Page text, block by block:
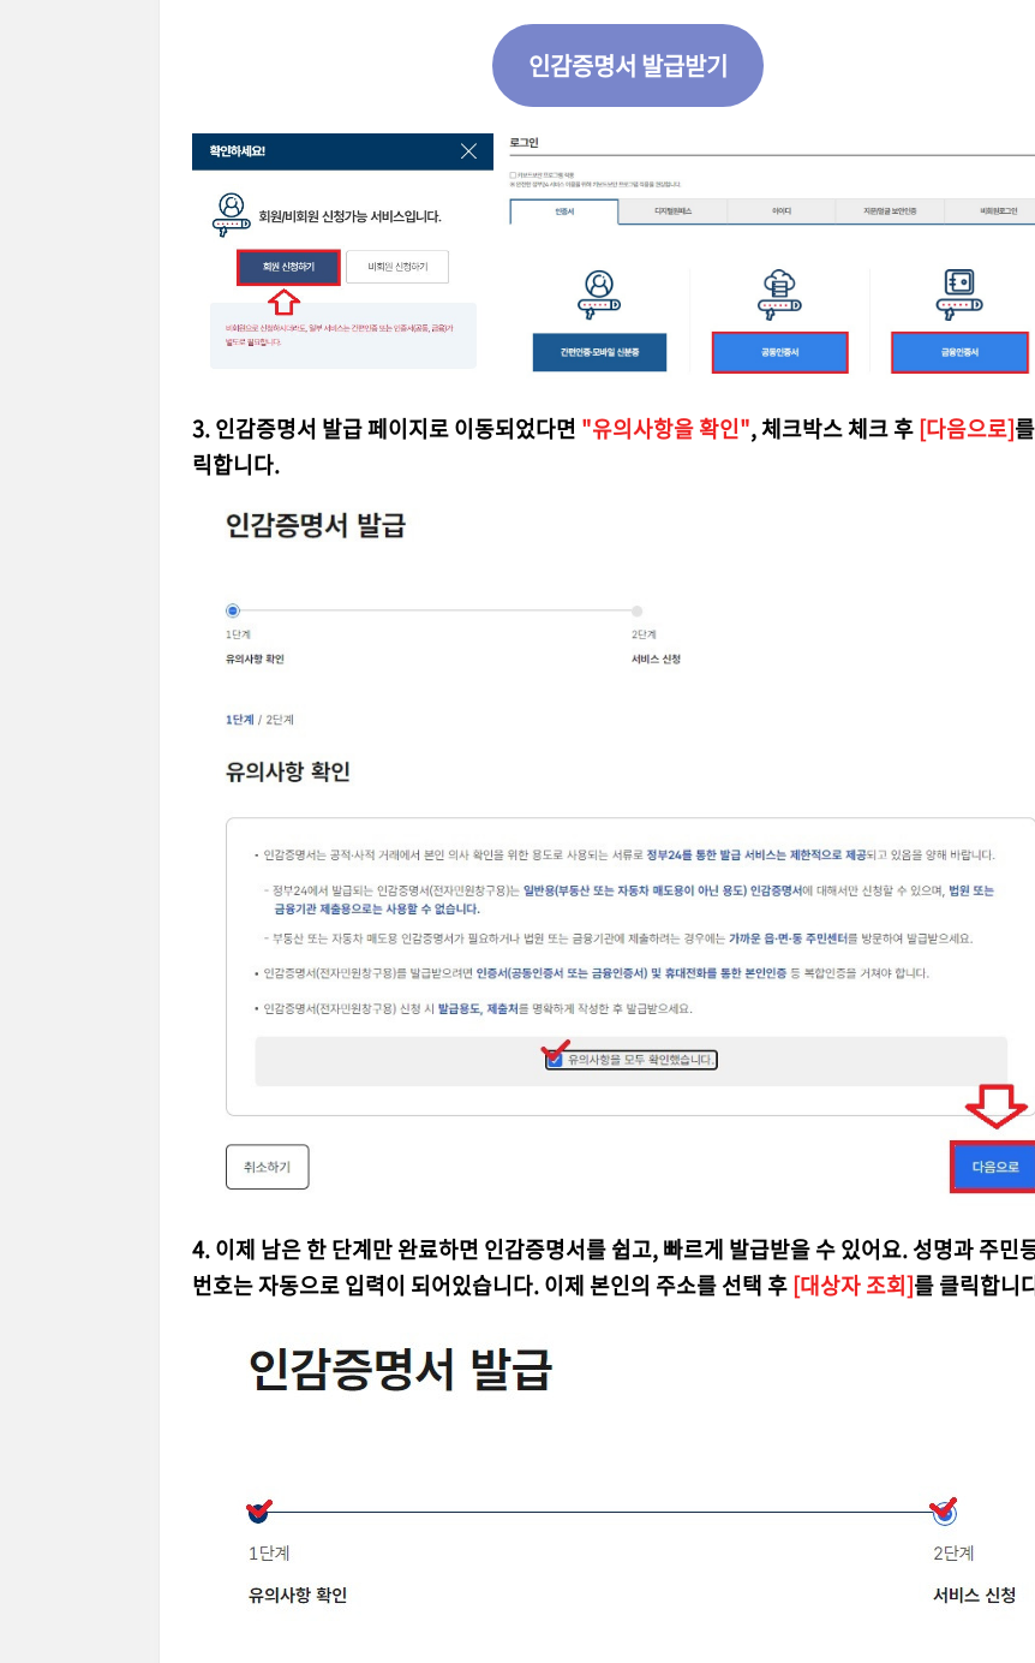
인감증명서 발급받기
3. 인감증명서 발급 페이지로 이동되었다면 "유의사항을 확인", 체크박스 체크 후[다음으로]
릭합니다.
4. 이제 남은 한 단계만 완료하면 인감증명서를 쉽고, 빠르게 발급받을 수 있어요. 성명과 주민
번호는 자동으로 입력이 되어있습니다. 이제 본인의 주소를 선택 후[대상자 조회]를 클릭합니